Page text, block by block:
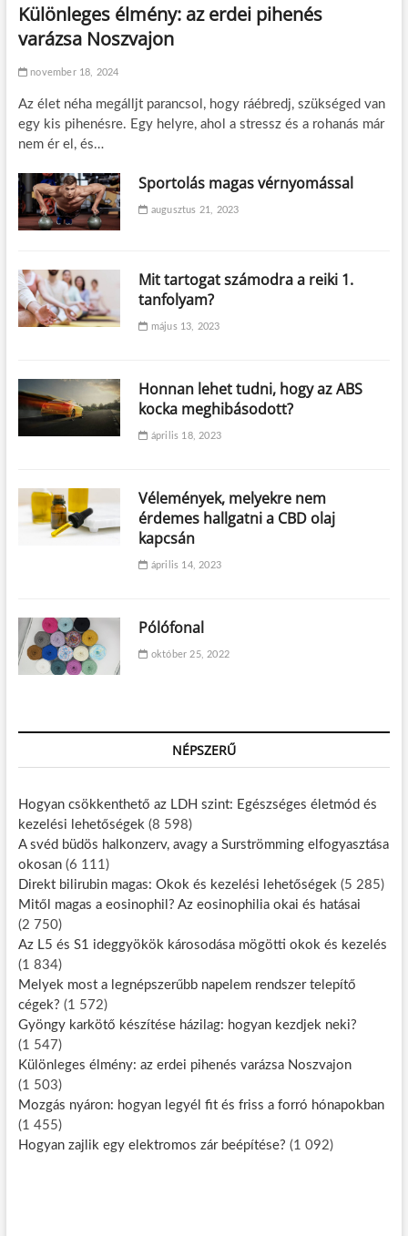
Különleges élmény: az erdei pihenés
varázsa Noszvajon
november 18, 2024
Az élet néha megálljt parancsol, hogy ráébredj, szükséged van
egy kis pihenésre. Egy helyre, ahol a stressz és a rohanás már
nem ér el, és…
Sportolás magas vérnyomással
augusztus 21, 2023
Mit tartogat számodra a reiki 1.
tanfolyam?
május 13, 2023
Honnan lehet tudni, hogy az ABS
kocka meghibásodott?
április 18, 2023
Vélemények, melyekre nem
érdemes hallgatni a CBD olaj
kapcsán
április 14, 2023
Pólófonal
október 25, 2022
NÉPSZERŰ
Hogyan csökkenthető az LDH szint: Egészséges életmód és
kezelési lehetőségek (8 598)
A svéd büdös halkonzerv, avagy a Surströmming elfogyasztása
okosan (6 111)
Direkt bilirubin magas: Okok és kezelési lehetőségek (5 285)
Mitől magas a eosinophil? Az eosinophilia okai és hatásai
(2 750)
Az L5 és S1 ideggyökök károsodása mögötti okok és kezelés
(1 834)
Melyek most a legnépszerűbb napelem rendszer telepítő
cégek? (1 572)
Gyöngy karkötő készítése házilag: hogyan kezdjek neki?
(1 547)
Különleges élmény: az erdei pihenés varázsa Noszvajon
(1 503)
Mozgás nyáron: hogyan legyél fit és friss a forró hónapokban
(1 455)
Hogyan zajlik egy elektromos zár beépítése? (1 092)